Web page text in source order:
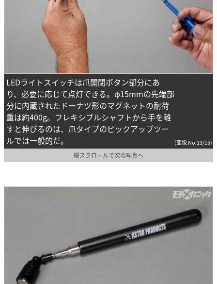
LEDライトスイッチは爪開閉ボタン部分にあ
り、必要に応じて点灯できる。φ15mmの先端部
分に内蔵されたドーナツ形のマグネットの耐荷
重は約400g。フレキシブルシャフトから手を離
すと伸びるのは、爪タイプのピックアップツー
ルでは一般的だ。
(画像 No.13/15)
縦スクロールで次の写真へ